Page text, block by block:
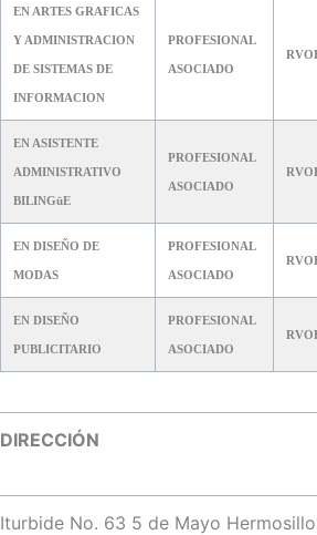
EN ARTES GRAFICAS
Y ADMINISTRACION
DE SISTEMAS DE
INFORMACION
PROFESIONAL
ASOCIADO
EN ASISTENTE
ADMINISTRATIVO
BILINGüE
PROFESIONAL
ASOCIADO
EN DISEÑO DE
MODAS
PROFESIONAL
ASOCIADO
EN DISEÑO
PUBLICITARIO
PROFESIONAL
ASOCIADO
DIRECCIÓN
Iturbide No. 63 5 de Mayo